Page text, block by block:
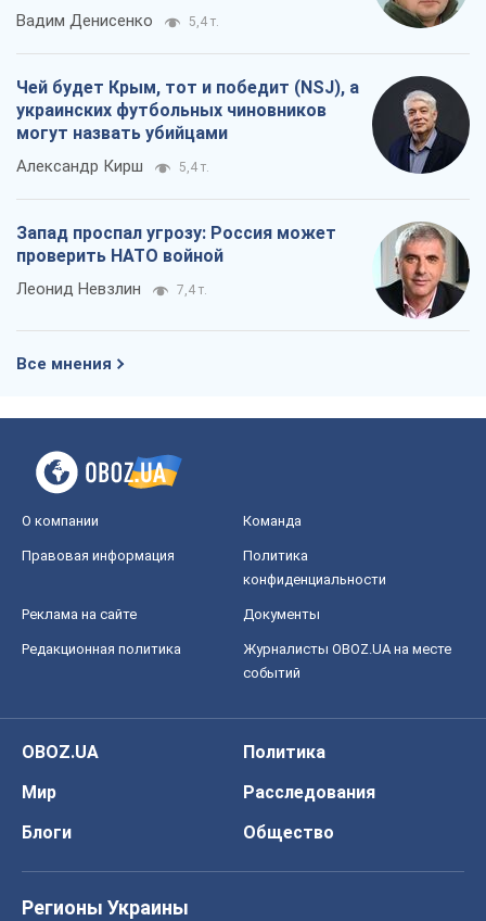
Вадим Денисенко 5,4 т.
Чей будет Крым, тот и победит (NSJ), а
украинских футбольных чиновников
могут назвать убийцами
Александр Кирш 5,4 т.
Запад проспал угрозу: Россия может
проверить НАТО войной
Леонид Невзлин 7,4 т.
Все мнения
О компании Команда
Правовая информация
Политика
конфиденциальности
Реклама на сайте Документы
Редакционная политика
Журналисты OBOZ.UA на месте
событий
OBOZ.UA
Политика
Мир
Расследования
Блоги
Общество
Регионы Украины